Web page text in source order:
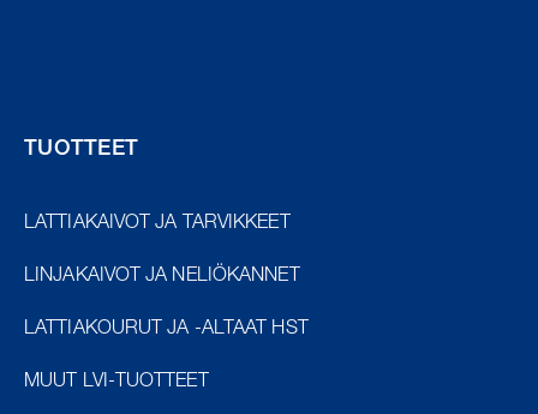
TUOTTEET
LATTIAKAIVOT JA TARVIKKEET
LINJAKAIVOT JA NELIÖKANNET
LATTIAKOURUT JA -ALTAAT HST
MUUT LVI-TUOTTEET